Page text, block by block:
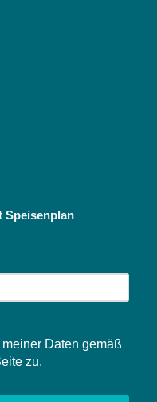
Speisenplan
Daten gemäß
zu.